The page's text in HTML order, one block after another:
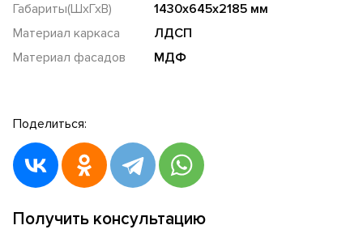
Габариты(ШхГхВ)
1430х645х2185 мм
Материал каркаса
ЛДСП
Материал фасадов
МДФ
Поделиться:
Получить консультацию